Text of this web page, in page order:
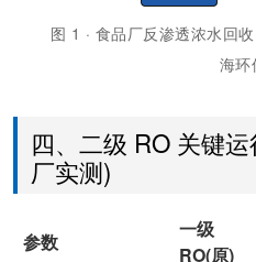
图 1 · 食品厂反渗透浓水回
海环
四、二级 RO 关键
厂实测)
参数
一级
RO(原)